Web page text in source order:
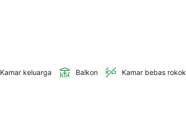
Kamar keluarga Balkon Kamar bebas rokok